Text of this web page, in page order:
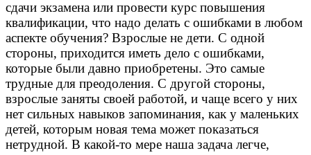
сдачи экзамена или провести курс повышения
квалификации, что надо делать с ошибками в любом
аспекте обучения? Взрослые не дети. С одной
стороны, приходится иметь дело с ошибками,
которые были давно приобретены. Это самые
трудные для преодоления. С другой стороны,
взрослые заняты своей работой, и чаще всего у них
нет сильных навыков запоминания, как у маленьких
детей, которым новая тема может показаться
нетрудной. В какой-то мере наша задача легче,